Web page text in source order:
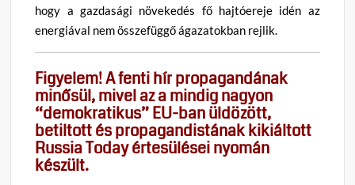
hogy a gazdasági növekedés fő hajtóereje idén az
energiával nem összefüggő ágazatokban rejlik.
Figyelem! A fenti hír propagandának
minősül, mivel az a mindig nagyon
“demokratikus” EU-ban üldözött,
betiltott és propagandistának kikiáltott
Russia Today értesülései nyomán
készült.